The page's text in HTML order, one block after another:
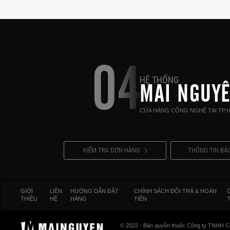
04HỆ THỐNG
MAI
CỬA HÀNG CÔNG NGHỆ TẠI
KIỂM TRA ĐƠN HÀNG THÔNG TIN
GIỚI
THIỆU
LIÊN
HỆ
HƯỚNG DẪN ĐẶT
HÀNG
CHÍNH SÁCH ĐỔI TRẢ & HOÀN
TIỀN
© 2022 - Bản quyền thuộc Công ty TNHH